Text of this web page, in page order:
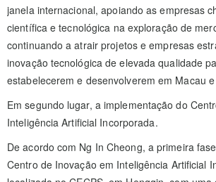
janela internacional, apoiando as empresas
científica e tecnológica na exploração de
continuando a atrair projetos e empresas
inovação tecnológica de elevada qualidade
estabelecerem e desenvolverem em Macau
Em segundo lugar, a implementação do
Inteligência Artificial Incorporada.
De acordo com Ng In Cheong, a primeira
Centro de Inovação em Inteligência Artificial